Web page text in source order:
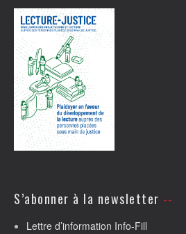
S’abonner à la newsletter
Lettre d’information Info-Fill